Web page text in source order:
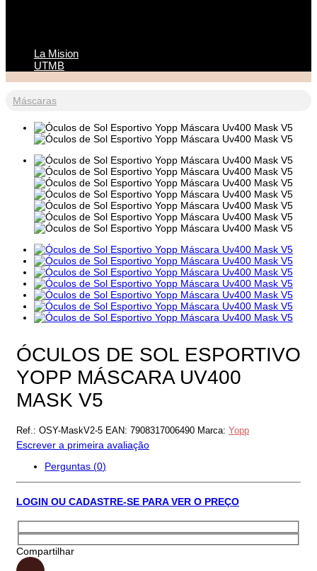
La Mision
UTMB
Máscaras
ÓCULOS DE SOL ESPORTIVO
YOPP MÁSCARA UV400
MASK V5
Ref.: OSY-MaskV2-5 EAN: 7908317006490 Marca: Yopp
Escrever a primeira avaliação
Perguntas (0)
LOGIN OU CADASTRE-SE PARA VER O PREÇO
Compartilhar